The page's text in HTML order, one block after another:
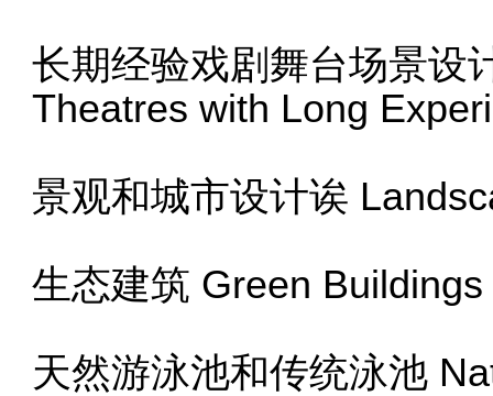
长期经验戏剧舞台场景设
Theatres with Long
景观和城市设计诶
生态建筑 Green Buildings
天然游泳池和传统泳池